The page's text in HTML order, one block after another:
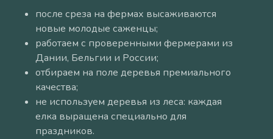
после среза на фермах высаживаются
новые молодые саженцы;
работаем с проверенными фермерами из
Дании, Бельгии и России;
отбираем на поле деревья премиального
качества;
не используем деревья из леса: каждая
елка выращена специально для
праздников.